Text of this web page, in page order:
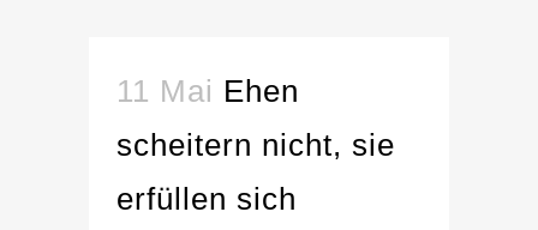
11 Mai Ehen
scheitern nicht, sie
erfüllen sich